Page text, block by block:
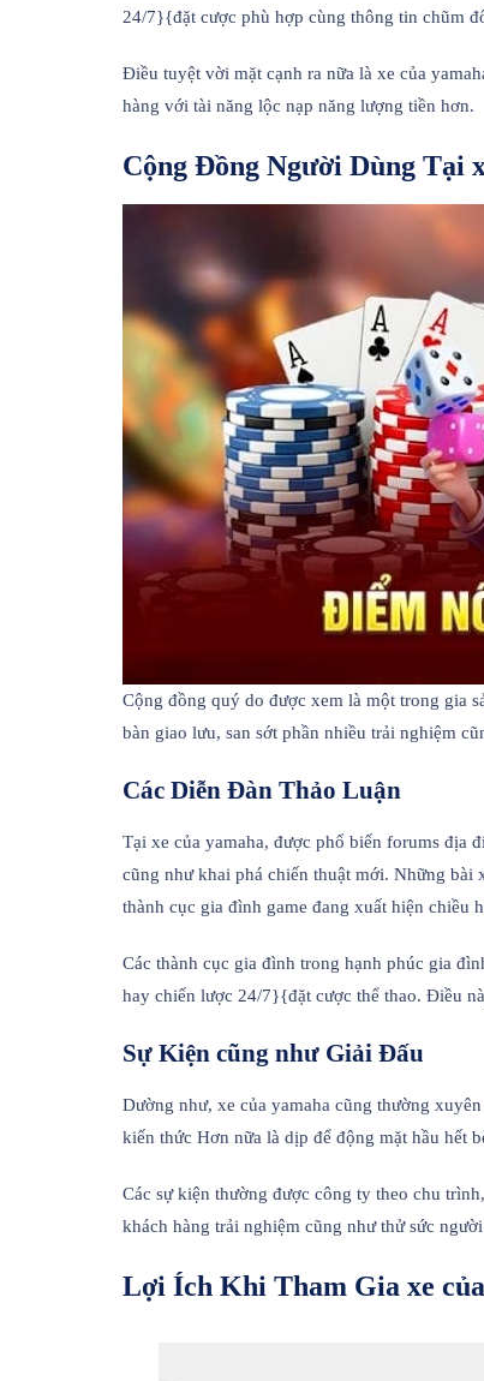
24/7}{đặt cược phù hợp cùng thông tin chũm
Điều tuyệt vời mặt cạnh ra nữa là xe của
hàng với tài năng lộc nạp năng lượng tiền hơn.
Cộng Đồng Người Dùng Tại
Cộng đồng quý do được xem là một trong gia
bàn giao lưu, san sớt phần nhiều trải nghiệm
Các Diễn Đàn Thảo Luận
Tại xe của yamaha, được phổ biến forums địa
cũng như khai phá chiến thuật mới. Những
thành cục gia đình game đang xuất hiện chiều
Các thành cục gia đình trong hạnh phúc gia
hay chiến lược 24/7}{đặt cược thể thao. Điều
Sự Kiện cũng như Giải Đấu
Dường như, xe của yamaha cũng thường
kiến thức Hơn nữa là dịp để động mặt hầu hết
Các sự kiện thường được công ty theo chu
khách hàng trải nghiệm cũng như thử sức
Lợi Ích Khi Tham Gia xe